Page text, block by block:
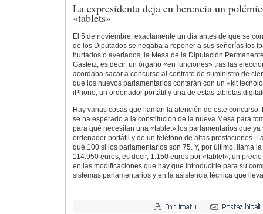
La expresidenta deja en herencia un
«tablets»
El 5 de noviembre, exactamente un día antes de que se
de los Diputados se negaba a reponer a sus señorías los
hurtados o averiados, la Mesa de la Diputación
Gasteiz, es decir, un órgano «en funciones» tras las
acordaba sacar a concurso al contrato de suministro de
que los nuevos parlamentarios contarán con un «kit
iPhone, un ordenador portátil y una de estas tabletas
Hay varias cosas que llaman la atención de este
se ha esperado a la constitución de la nueva Mesa para
para qué necesitan una «tablet» los parlamentarios que
ordenador portátil y de un teléfono de altas prestaciones.
qué 100 si los parlamentarios son 75. Y, por último, llama
114.950 euros, es decir, 1.150 euros por «tablet», un
en las modificaciones que hay que introducirle para su
sistemas parlamentarios y en la asistencia técnica que